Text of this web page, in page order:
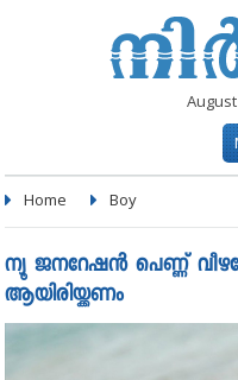
August
Home Boy
ന്യൂ ജനറേഷന്‍ പെണ്ണ്
ആയിരിയ്ക്കണം